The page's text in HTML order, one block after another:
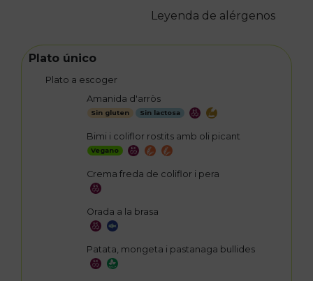
Leyenda de alérgenos
Plato único
Plato a escoger
Amanida d'arròs
Sin gluten Sin lactosa
Bimi i coliflor rostits amb oli picant
Vegano
Crema freda de coliflor i pera
Orada a la brasa
Patata, mongeta i pastanaga bullides